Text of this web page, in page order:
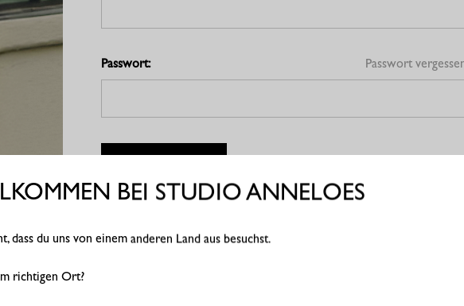
Passwort: Passwort
BEI STUDIO ANNELOES
dass du uns von einem anderen Land aus besuchst.
richtigen Ort?